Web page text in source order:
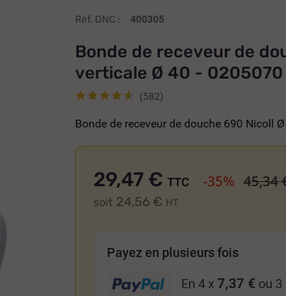
Réf. DNC : 400305
Bonde de receveur de
verticale Ø 40 - 0205070
(582)
Bonde de receveur de douche 690 Nicoll
29,47 €
soit 24,56 € HT
TTC -35% 45,34
Payez en plusieurs fois
En 4 x7,37 € ou 3